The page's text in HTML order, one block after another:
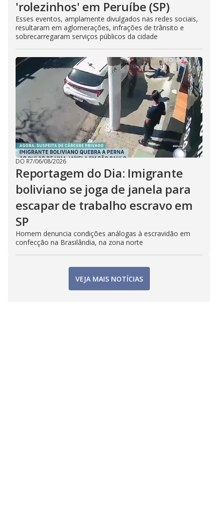
'rolezinhos' em Peruíbe (SP)
Esses eventos, amplamente divulgados nas redes sociais,
resultaram em aglomerações, infrações de trânsito e
sobrecarregaram serviços públicos da cidade
DO R7/06/08/2026
Reportagem do Dia: Imigrante
boliviano se joga de janela para
escapar de trabalho escravo em
SP
Homem denuncia condições análogas à escravidão em
confecção na Brasilândia, na zona norte
VEJA MAIS NOTÍCIAS